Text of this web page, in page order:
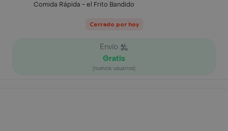
Comida Rápida - el Frito Bandido
Cerrado por hoy
Envío
Gratis
(nuevos usuarios)